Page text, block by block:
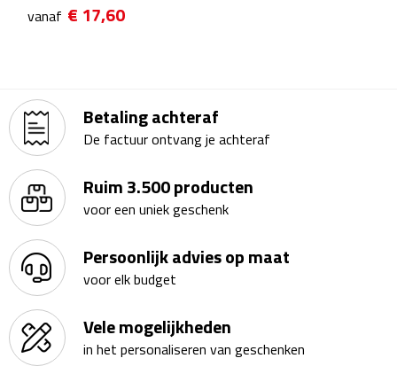
Agenda's
Kalenders
Beurs & Evenementen
Banners
Barmatten
Naambadges & naamkaarthouders
vanaf € 17,60
Betaling achteraf
De factuur ontvang je achteraf
Ruim 3.500 producten
voor een uniek geschenk
Persoonlijk advies op maat
voor elk budget
Vele mogelijkheden
in het personaliseren van geschenken